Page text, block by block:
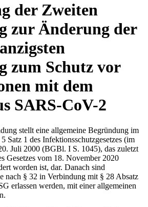
der Zweiten
zur Änderung der
zum Schutz vor
mit dem
SARS-CoV-2
stellt eine allgemeine Begründung im
Satz 1 des Infektionsschutzgesetzes (im
Juli 2000 (BGBl. I S. 1045), das zuletzt
Gesetzes vom 18. November 2020
worden ist, dar. Danach sind
nach § 32 in Verbindung mit § 28 Absatz
erlassen werden, mit einer allgemeinen